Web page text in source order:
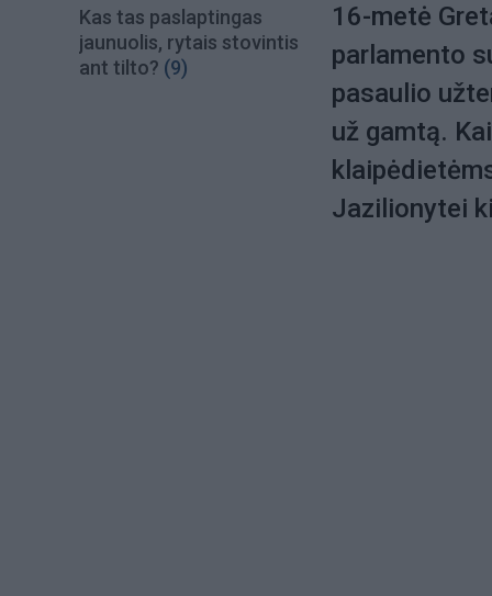
Kas tas paslaptingas
jaunuolis, rytais stovintis
ant tilto? (9)
16-metė
parlamento
pasaulio
už gamtą.
Jazilionytei